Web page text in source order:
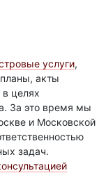
услуги,
акты
целях
За это время мы
и Московской
задач.